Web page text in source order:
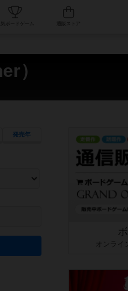
人気ボードゲーム
）
発売年
ます。マニュアルを読む時間や参加者
るよう、中世ファンタジー・クッキ
にボードゲームに慣れている方向けの
オンラ